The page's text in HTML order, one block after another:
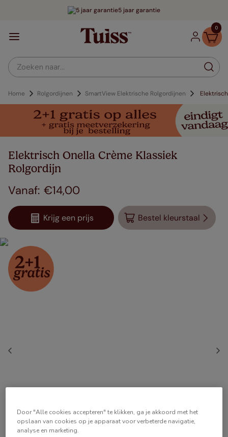
5 jaar garantie
0
Zoeken naar...
Home Rolgordijnen SmartView Elektrische Rolgordijnen
Elektrisch Onella Crème Klassiek
Rolgordijn
€14,00
Krijg een prijs Bestel kleurstaal
Door "Alle cookies accepteren" te klikken, ga je akkoord met het
opslaan van cookies op je apparaat voor verbeterde navigatie,
analyse en marketing.